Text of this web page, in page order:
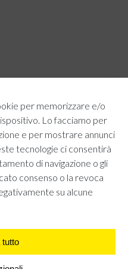
per memorizzare e/o
Lo facciamo per
e per mostrare annunci
tecnologie ci consentirà
di navigazione o gli
consenso o la revoca
su alcune
tutto